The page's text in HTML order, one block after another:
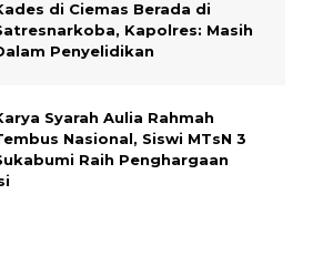
di Ciemas Berada di
Kapolres: Masih
Penyelidikan
Syarah Aulia Rahmah
Nasional, Siswi MTsN 3
Raih Penghargaan